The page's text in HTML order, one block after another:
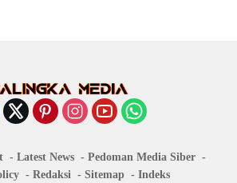
Latest News
Pedoman Media Siber
Redaksi Sitemap Indeks